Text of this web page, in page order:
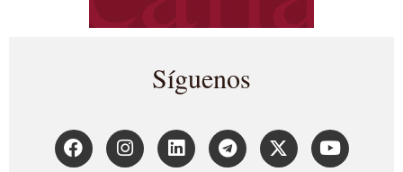
Síguenos